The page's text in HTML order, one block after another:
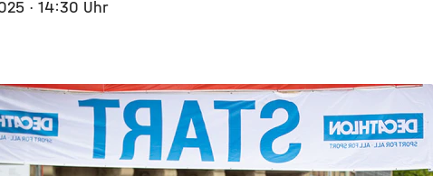
· 14:30 Uhr